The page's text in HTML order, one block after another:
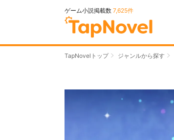
ゲーム小説掲載数 7,625件
TapNovelトップ ジャンルから探す